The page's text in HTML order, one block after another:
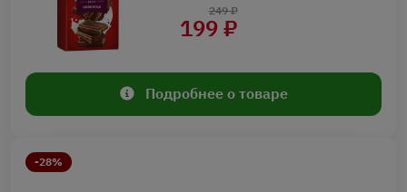
199 ₽
249 ₽
Подробнее о товаре
-28%